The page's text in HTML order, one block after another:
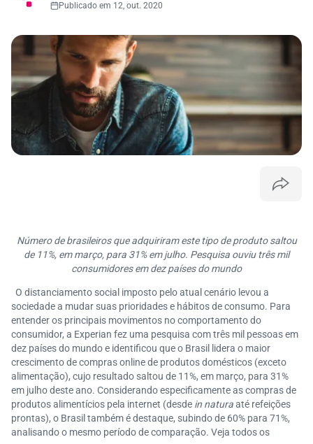
Publicado em 12, out. 2020
Número de brasileiros que adquiriram este tipo de produto saltou
de 11%, em março, para 31% em julho. Pesquisa ouviu três mil
consumidores em dez países do mundo
O distanciamento social imposto pelo atual cenário levou a
sociedade a mudar suas prioridades e hábitos de consumo. Para
entender os principais movimentos no comportamento do
consumidor, a Experian fez uma pesquisa com três mil pessoas em
dez países do mundo e identificou que o Brasil lidera o maior
crescimento de compras online de produtos domésticos (exceto
alimentação), cujo resultado saltou de 11%, em março, para 31%
em julho deste ano. Considerando especificamente as compras de
produtos alimentícios pela internet (desde in naturaaté refeições
prontas), o Brasil também é destaque, subindo de 60% para 71%,
analisando o mesmo período de comparação. Veja todos os